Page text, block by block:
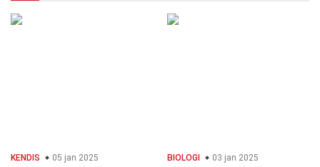
KENDIS 05 jan 2025 BIOLOGI 03 jan 2025